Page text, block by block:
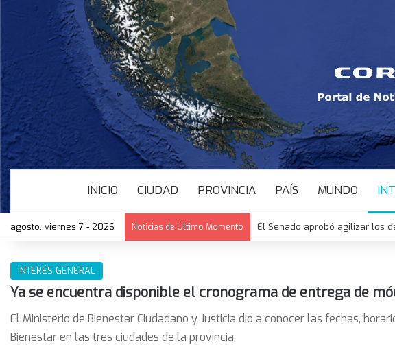
INICIO CIUDAD PROVINCIA PAÍS MUNDO
agosto, viernes 7 - 2026 Noticias de Último Momento El Senado aprobó agilizar los
INTERÉS GENERAL
Ya se encuentra disponible el cronograma de entrega de
El Ministerio de Bienestar Ciudadano y Justicia dio a conocer las fechas,
Bienestar en las tres ciudades de la provincia.